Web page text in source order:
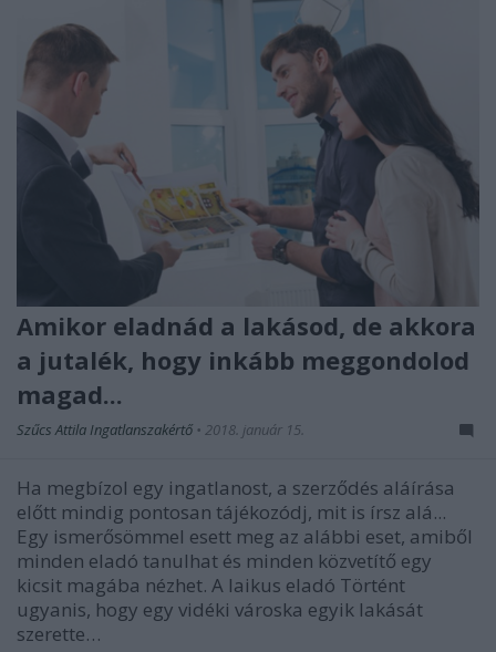
Amikor eladnád a lakásod, de akkora
a jutalék, hogy inkább meggondolod
magad...
Szűcs Attila Ingatlanszakértő • 2018. január 15.
Ha megbízol egy ingatlanost, a szerződés aláírása
előtt mindig pontosan tájékozódj, mit is írsz alá...
Egy ismerősömmel esett meg az alábbi eset, amiből
minden eladó tanulhat és minden közvetítő egy
kicsit magába nézhet. A laikus eladó Történt
ugyanis, hogy egy vidéki városka egyik lakását
szerette…